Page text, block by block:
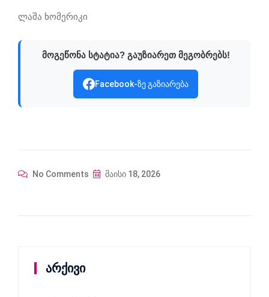
ლაშა ხომერიკი
მოგეწონა სტატია? გაუზიარეთ მეგობრებს!
Facebook-ზე გაზიარება
No Comments მაისი 18, 2026
არქივი